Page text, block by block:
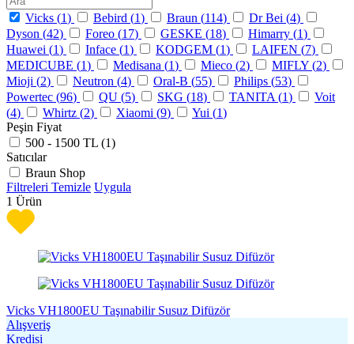
Vicks (1) Bebird (1) Braun (114) Dr Bei (4)
Dyson (42) Foreo (17) GESKE (18) Himarry (1)
Huawei (1) Inface (1) KODGEM (1) LAIFEN (7)
MEDICUBE (1) Medisana (1) Mieco (2) MIFLY (2)
Mioji (2) Neutron (4) Oral-B (55) Philips (53)
Powertec (96) QU (5) SKG (18) TANITA (1)
Voit
(4) Whirtz (2) Xiaomi (9) Yui (1)
Peşin Fiyat
500 - 1500 TL (1)
Satıcılar
Braun Shop
Filtreleri Temizle Uygula
1 Ürün
Vicks VH1800EU Taşınabilir Susuz Difüzör
Alışveriş
Kredisi